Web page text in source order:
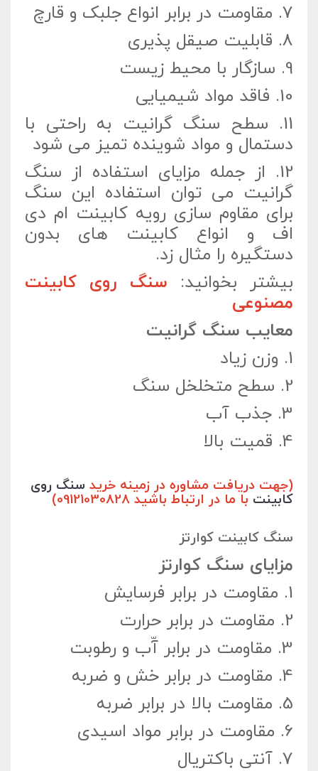
7. مقاومت در برابر انواع جلبک و قارچ
8. قابلیت صیقل پذیری
9. سازگار با محیط زیست
10. فاقد مواد شیمیایی
11.
سطح سنگ گرانیت به راحتی با
دستمال و مواد شوینده تمیز می شود
12.
از جمله مزایای استفاده از سنگ
گرانیت می توان استفاده این سنگ
برای مقاوم سازی رویه کابینت ام دی
اف و انواع کابینت های بدون
دستگیره را مثال زد.
بیشتر بخوانید: سنگ روی کابینت
مصنوعی
معایب سنگ گرانیت
1. وزن زیاد
2. سطح متخلخل سنگ
3. جذب آب
4. قمیت بالا
(جهت دریافت مشاوره در زمینه خرید سنگ روی
کابینت با ما در ارتباط باشید 09121030828)
سنگ کابینت کوارتز
مزایای سنگ کوارتز
1. مقاومت در برابر فرسایش
2. مقاومت در برابر حرارت
3. مقاومت در برابر آّب و رطوبت
4. مقاومت در برابر خش و ضربه
5. مقاومت بالا در برابر ضربه
6. مقاومت در برابر مواد اسیدی
7. آنتی باکتریال